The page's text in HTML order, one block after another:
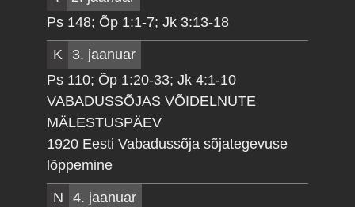
Ps 148; Õp 1:1-7; Jk 3:13-18
K
3. jaanuar
Ps 110; Õp 1:20-33; Jk 4:1-10
VABADUSSÕJAS VÕIDELNUTE
MÄLESTUSPÄEV
1920 Eesti Vabadussõja sõjategevuse
lõppemine
N
4. jaanuar